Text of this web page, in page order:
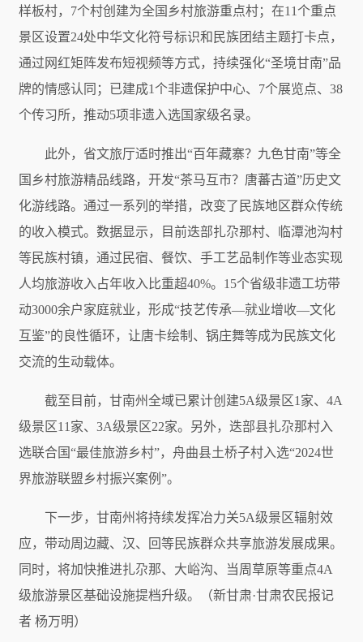
样板村，7个村创建为全国乡村旅游重点村；在11个重点
景区设置24处中华文化符号标识和民族团结主题打卡点，
通过网红矩阵发布短视频等方式，持续强化“圣境甘南”品
牌的情感认同；已建成1个非遗保护中心、7个展览点、38
个传习所，推动5项非遗入选国家级名录。
此外，省文旅厅适时推出“百年藏寨？九色甘南”等全
国乡村旅游精品线路，开发“茶马互市？唐蕃古道”历史文
化游线路。通过一系列的举措，改变了民族地区群众传统
的收入模式。数据显示，目前迭部扎尕那村、临潭池沟村
等民族村镇，通过民宿、餐饮、手工艺品制作等业态实现
人均旅游收入占年收入比重超40%。15个省级非遗工坊带
动3000余户家庭就业，形成“技艺传承—就业增收—文化
互鉴”的良性循环，让唐卡绘制、锅庄舞等成为民族文化
交流的生动载体。
截至目前，甘南州全域已累计创建5A级景区1家、4A
级景区11家、3A级景区22家。另外，迭部县扎尕那村入
选联合国“最佳旅游乡村”，舟曲县土桥子村入选“2024世
界旅游联盟乡村振兴案例”。
下一步，甘南州将持续发挥冶力关5A级景区辐射效
应，带动周边藏、汉、回等民族群众共享旅游发展成果。
同时，将加快推进扎尕那、大峪沟、当周草原等重点4A
级旅游景区基础设施提档升级。（新甘肃·甘肃农民报记
者 杨万明）